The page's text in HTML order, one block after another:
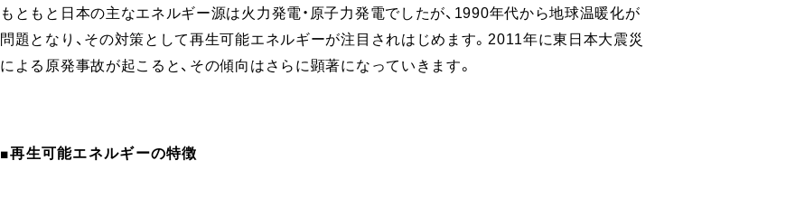
もともと日本の主なエネルギー源は火力発電・原子力発電でしたが、1990年代から地球温暖化が
問題となり、その対策として再生可能エネルギーが注目されはじめます。2011年に東日本大震災
による原発事故が起こると、その傾向はさらに顕著になっていきます。
■再生可能エネルギーの特徴